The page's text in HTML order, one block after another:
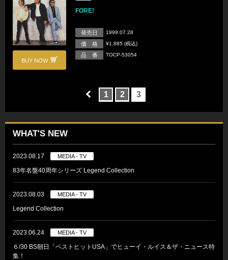
BUY NOW
FORE!
発売日 1999.07.28
価 格 ¥1,885 (税込)
品 番 TOCP-53054
1 2 3
WHAT'S NEW
2023.08.17 MEDIA - TV
83年名盤40周年シリーズ Legend Collection
2023.08.03 MEDIA - TV
Legend Collection
2023.06.24 MEDIA - TV
６/30 BS朝日「ベストヒットUSA」でヒューイ・ルイス＆ザ・ニュース特
集！